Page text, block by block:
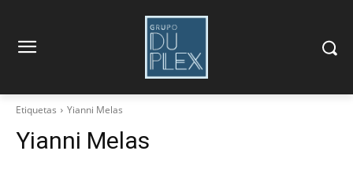
Etiquetas Yianni Melas
Yianni Melas